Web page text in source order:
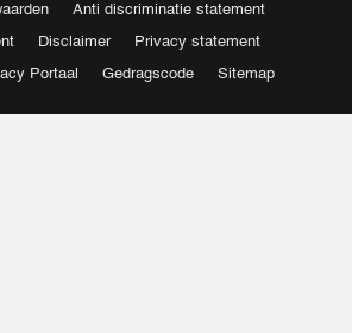
Anti discriminatie statement
Disclaimer Privacy statement
Portaal Gedragscode Sitemap